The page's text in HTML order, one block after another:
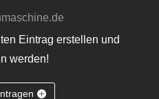
Eintrag erstellen und
werden!